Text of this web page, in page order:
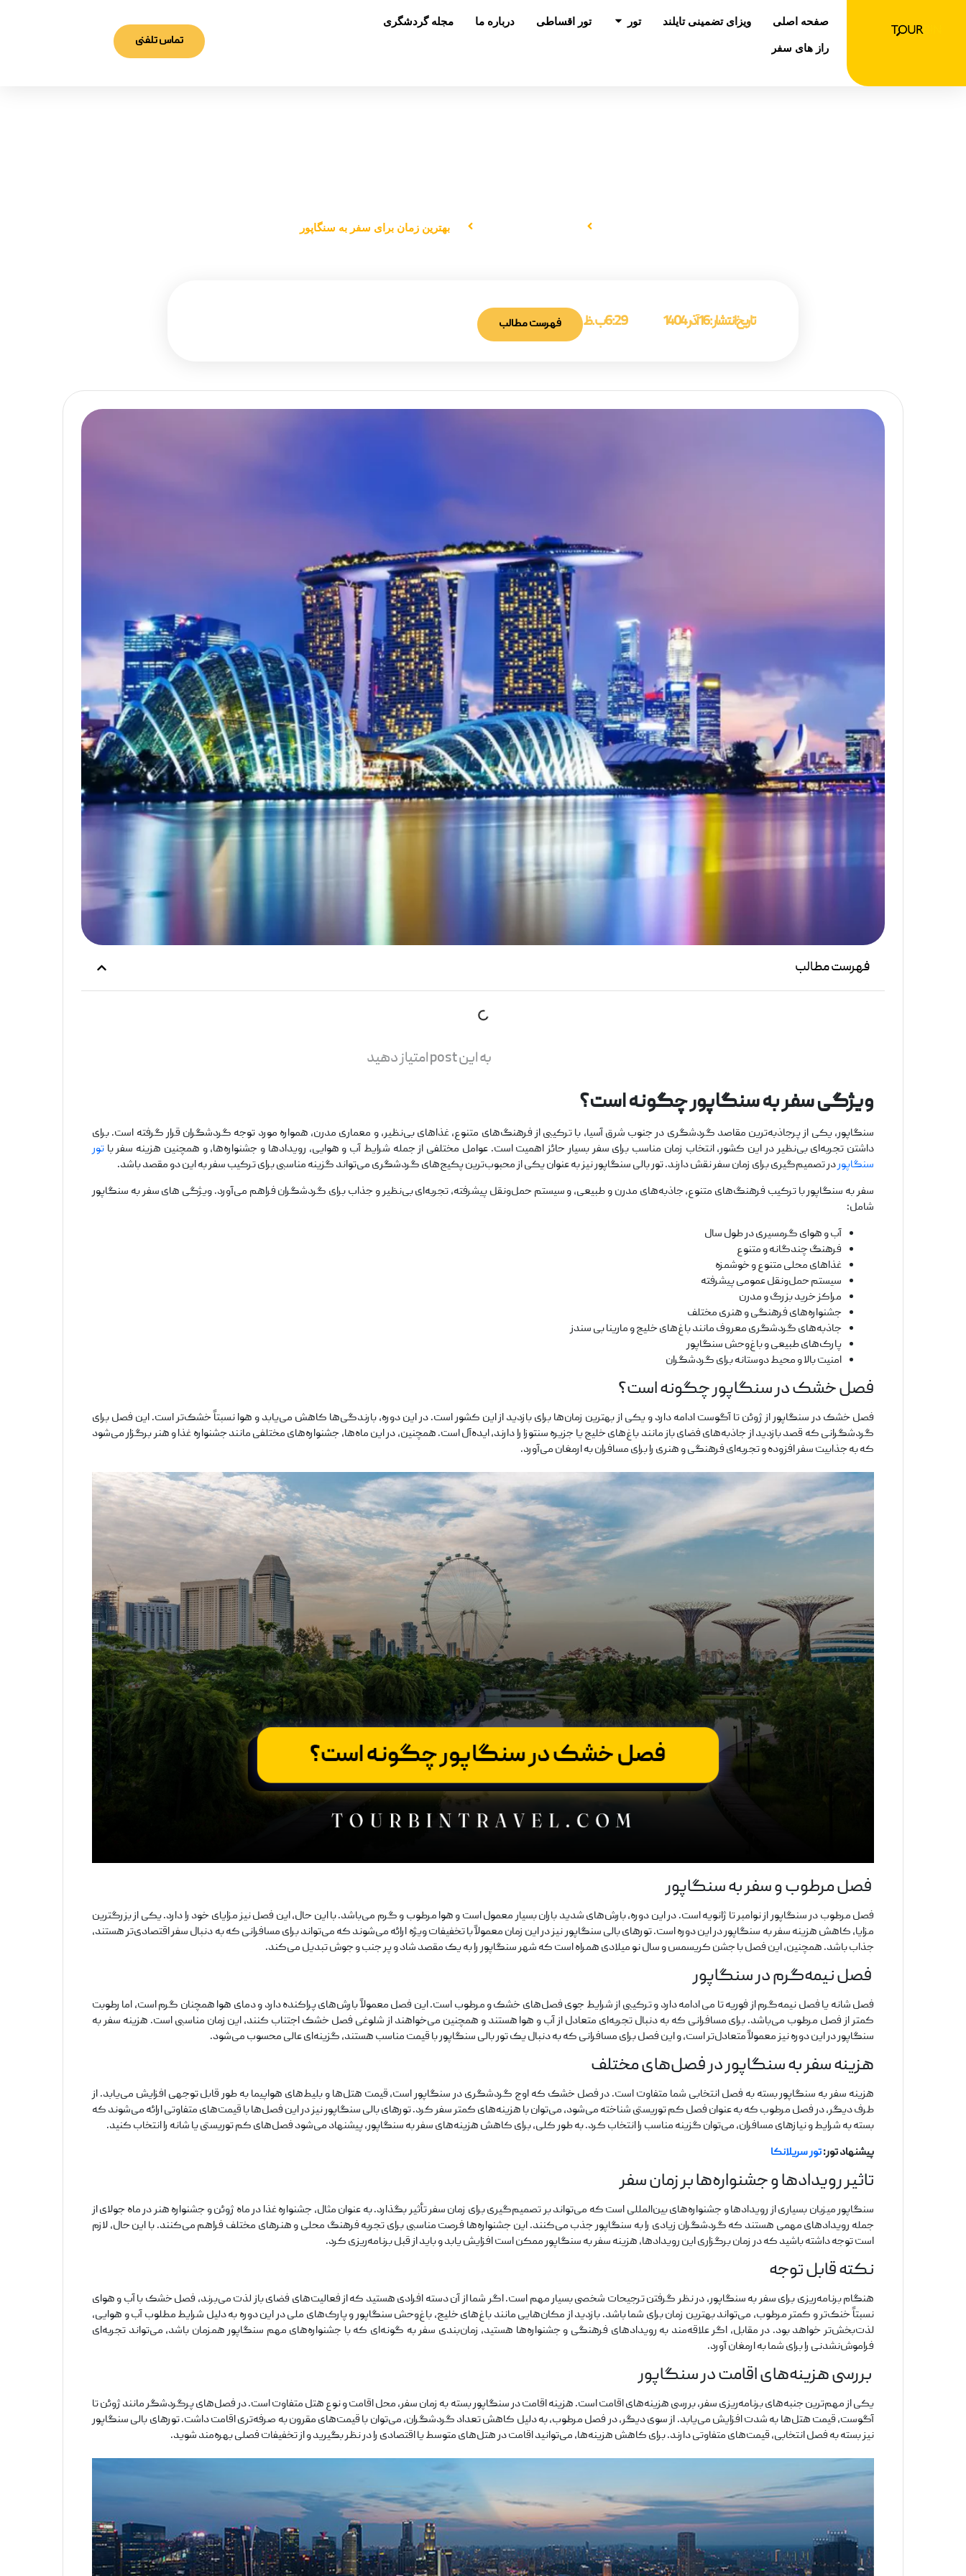
صفحه اصلی ویزای تضمینی تایلند تور باز کردن در تور
تور اقساطی درباره ما
مجله گردشگری
راز های سفر
تماس تلفنی
بهترین زمان برای سفر به سنگاپور
تاریخ انتشار :16 آذر 1404 6:29 ب.ظ فهرست مطالب
فهرست مطالب
به این post امتیاز دهید
ویژگی سفر به سنگاپور چگونه است؟
سنگاپور، یکی از پرجاذبه‌ترین مقاصد گردشگری در جنوب شرق آسیا، با ترکیبی از فرهنگ‌های متنوع، غذاهای بی‌نظیر، و معماری مدرن، همواره مورد توجه گردشگران قرار گرفته است. برای
داشتن تجربه‌ای بی‌نظیر در این کشور، انتخاب زمان مناسب برای سفر بسیار حائز اهمیت است. عوامل مختلفی از جمله شرایط آب و هوایی، رویدادها و جشنواره‌ها، و همچنین هزینه سفر با تور
سنگاپوردر تصمیم‌گیری برای زمان سفر نقش دارند. تور بالی سنگاپور نیز به عنوان یکی از محبوب‌ترین پکیج‌های گردشگری می‌تواند گزینه مناسبی برای ترکیب سفر به این دو مقصد باشد.
سفر به سنگاپور با ترکیب فرهنگ‌های متنوع، جاذبه‌های مدرن و طبیعی، و سیستم حمل‌ونقل پیشرفته، تجربه‌ای بی‌نظیر و جذاب برای گردشگران فراهم می‌آورد. ویژگی های سفر به سنگاپور
شامل:
آب و هوای گرمسیری در طول سال
فرهنگ چندگانه و متنوع
غذاهای محلی متنوع و خوشمزه
سیستم حمل‌ونقل عمومی پیشرفته
مراکز خرید بزرگ و مدرن
جشنواره‌های فرهنگی و هنری مختلف
جاذبه‌های گردشگری معروف مانند باغ‌های خلیج و مارینا بی سندز
پارک‌های طبیعی و باغ‌وحش سنگاپور
امنیت بالا و محیط دوستانه برای گردشگران
فصل خشک در سنگاپور چگونه است؟
فصل خشک در سنگاپور از ژوئن تا آگوست ادامه دارد و یکی از بهترین زمان‌ها برای بازدید از این کشور است. در این دوره، بارندگی‌ها کاهش می‌یابد و هوا نسبتاً خشک‌تر است. این فصل برای
گردشگرانی که قصد بازدید از جاذبه‌های فضای باز مانند باغ‌های خلیج یا جزیره سنتوزا را دارند، ایده‌آل است. همچنین، در این ماه‌ها، جشنواره‌های مختلفی مانند جشنواره غذا و هنر برگزار می‌شود
که به جذابیت سفر افزوده و تجربه‌ای فرهنگی و هنری را برای مسافران به ارمغان می‌آورد.
فصل مرطوب و سفر به سنگاپور
فصل مرطوب در سنگاپور از نوامبر تا ژانویه است. در این دوره، بارش‌های شدید باران بسیار معمول است و هوا مرطوب و گرم می‌باشد. با این حال، این فصل نیز مزایای خود را دارد. یکی از بزرگترین
مزایا، کاهش هزینه سفر به سنگاپور در این دوره است. تورهای بالی سنگاپور نیز در این زمان معمولاً با تخفیفات ویژه ارائه می‌شوند که می‌تواند برای مسافرانی که به دنبال سفر اقتصادی‌تر هستند،
جذاب باشد. همچنین، این فصل با جشن کریسمس و سال نو میلادی همراه است که شهر سنگاپور را به یک مقصد شاد و پر جنب و جوش تبدیل می‌کند.
فصل نیمه‌گرم در سنگاپور
فصل شانه یا فصل نیمه‌گرم از فوریه تا می ادامه دارد و ترکیبی از شرایط جوی فصل‌های خشک و مرطوب است. این فصل معمولاً بارش‌های پراکنده دارد و دمای هوا همچنان گرم است، اما رطوبت
کمتر از فصل مرطوب می‌باشد. برای مسافرانی که به دنبال تجربه‌ای متعادل از آب و هوا هستند و همچنین می‌خواهند از شلوغی فصل خشک اجتناب کنند، این زمان مناسبی است. هزینه سفر به
سنگاپور در این دوره نیز معمولاً متعادل‌تر است، و این فصل برای مسافرانی که به دنبال یک تور بالی سنگاپور با قیمت مناسب هستند، گزینه‌ای عالی محسوب می‌شود.
هزینه سفر به سنگاپور در فصل‌های مختلف
هزینه سفر به سنگاپور بسته به فصل انتخابی شما متفاوت است. در فصل خشک که اوج گردشگری در سنگاپور است، قیمت هتل‌ها و بلیط‌های هواپیما به طور قابل توجهی افزایش می‌یابد. از
طرف دیگر، در فصل مرطوب که به عنوان فصل کم توریستی شناخته می‌شود، می‌توان با هزینه‌های کمتر سفر کرد. تورهای بالی سنگاپور نیز در این فصل‌ها با قیمت‌های متفاوتی ارائه می‌شوند که
بسته به شرایط و نیازهای مسافران، می‌توان گزینه مناسب را انتخاب کرد. به طور کلی، برای کاهش هزینه‌های سفر به سنگاپور، پیشنهاد می‌شود فصل‌های کم توریستی یا شانه را انتخاب کنید.
پیشنهاد تور:تور سریلانکا
تاثیر رویدادها و جشنواره‌ها بر زمان سفر
سنگاپور میزبان بسیاری از رویدادها و جشنواره‌های بین‌المللی است که می‌تواند بر تصمیم‌گیری برای زمان سفر تأثیر بگذارد. به عنوان مثال، جشنواره غذا در ماه ژوئن و جشنواره هنر در ماه جولای از
جمله رویدادهای مهمی هستند که گردشگران زیادی را به سنگاپور جذب می‌کنند. این جشنواره‌ها فرصت مناسبی برای تجربه فرهنگ محلی و هنرهای مختلف فراهم می‌کنند. با این حال، لازم
است توجه داشته باشید که در زمان برگزاری این رویدادها، هزینه سفر به سنگاپور ممکن است افزایش یابد و باید از قبل برنامه‌ریزی کرد.
نکته قابل توجه
هنگام برنامه‌ریزی برای سفر به سنگاپور، در نظر گرفتن ترجیحات شخصی بسیار مهم است. اگر شما از آن دسته افرادی هستید که از فعالیت‌های فضای باز لذت می‌برند، فصل خشک با آب و هوای
نسبتاً خنک‌تر و کمتر مرطوب، می‌تواند بهترین زمان برای شما باشد. بازدید از مکان‌هایی مانند باغ‌های خلیج، باغ‌وحش سنگاپور و پارک‌های ملی در این دوره به دلیل شرایط مطلوب آب و هوایی،
لذت‌بخش‌تر خواهد بود. در مقابل، اگر علاقه‌مند به رویدادهای فرهنگی و جشنواره‌ها هستید، زمان‌بندی سفر به گونه‌ای که با جشنواره‌های مهم سنگاپور همزمان باشد، می‌تواند تجربه‌ای
فراموش‌نشدنی را برای شما به ارمغان آورد.
بررسی هزینه‌های اقامت در سنگاپور
یکی از مهم‌ترین جنبه‌های برنامه‌ریزی سفر، بررسی هزینه‌های اقامت است. هزینه اقامت در سنگاپور بسته به زمان سفر، محل اقامت و نوع هتل متفاوت است. در فصل‌های پرگردشگر مانند ژوئن تا
آگوست، قیمت هتل‌ها به شدت افزایش می‌یابد. از سوی دیگر، در فصل مرطوب، به دلیل کاهش تعداد گردشگران، می‌توان با قیمت‌های مقرون به صرفه‌تری اقامت داشت. تورهای بالی سنگاپور
نیز بسته به فصل انتخابی، قیمت‌های متفاوتی دارند. برای کاهش هزینه‌ها، می‌توانید اقامت در هتل‌های متوسط یا اقتصادی را در نظر بگیرید و از تخفیفات فصلی بهره‌مند شوید.